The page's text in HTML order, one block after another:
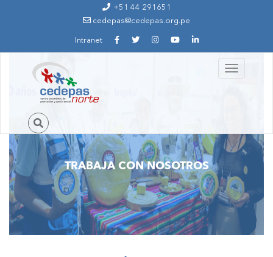
+51 44 291651
cedepas@cedepas.org.pe
Intranet
Toggle
navigation
TRABAJA CON NOSOTROS